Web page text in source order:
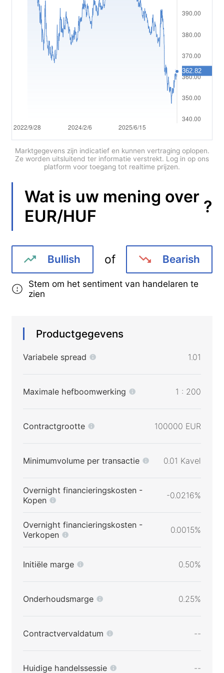
Tiếng việt
Bahasa Indonesia
Bahasa Melayu
Marktgegevens zijn indicatief en kunnen vertraging oplopen.
Ze worden uitsluitend ter informatie verstrekt. Log in op ons
platform voor toegang tot realtime prijzen.
Wat is uw mening over
EUR/HUF
?
Bullish of Bearish
Stem om het sentiment van handelaren te
zien
Productgegevens
Variabele spread 1.01
Maximale hefboomwerking 1 : 200
Contractgrootte 100000 EUR
Minimumvolume per transactie 0.01 Kavel
Overnight financieringskosten -
Kopen
-0.0216%
Overnight financieringskosten -
Verkopen
0.0015%
Initiële marge 0.50%
Onderhoudsmarge 0.25%
Contractvervaldatum --
Huidige handelssessie --